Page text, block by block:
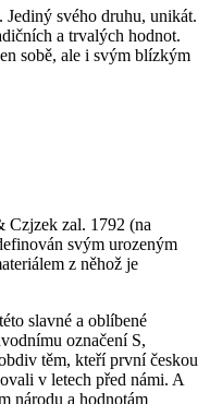
svého druhu, unikát.
a trvalých hodnot.
sobě, ale i svým blízkým
Czjzek zal. 1792 (na
svým urozeným
z něhož je
slavné a oblíbené
označení S,
těm, kteří první českou
v letech před námi. A
národu a hodnotám